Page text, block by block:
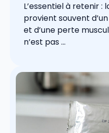
L’essentiel à retenir :
provient souvent
et d’une perte
n’est pas ...